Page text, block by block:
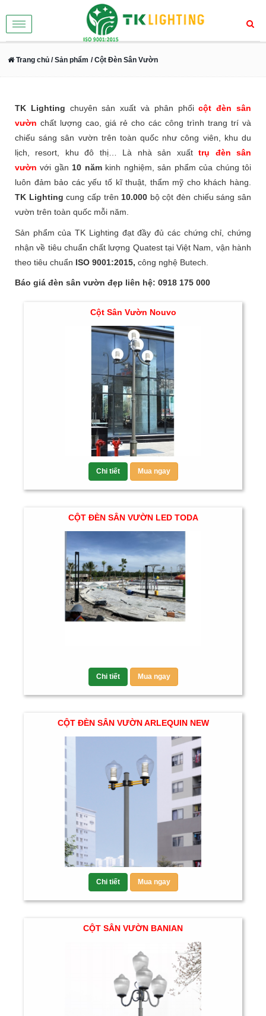
Toggle
navigation
Trang chủ / Sản phẩm / Cột Đèn Sân Vườn
TK Lighting chuyên sản xuất và phân phốicột đèn sân
vườn chất lượng cao, giá rẻ cho các công trình trang trí và
chiếu sáng sân vườn trên toàn quốc như công viên, khu du
lịch, resort, khu đô thị… Là nhà sản xuấttrụ đèn sân
vườnvới gần 10 năm kinh nghiệm, sản phẩm của chúng tôi
luôn đảm bảo các yếu tố kĩ thuật, thẩm mỹ cho khách hàng.
TK Lighting cung cấp trên 10.000 bộ cột đèn chiếu sáng sân
vườn trên toàn quốc mỗi năm.
Sản phẩm của TK Lighting đạt đầy đủ các chứng chỉ, chứng
nhận về tiêu chuẩn chất lượng Quatest tại Việt Nam, vận hành
theo tiêu chuẩn ISO 9001:2015, công nghệ Butech.
Báo giá đèn sân vườn đẹp liên hệ: 0918 175 000
Cột Sân Vườn Nouvo
Chi tiết Mua ngay
CỘT ĐÈN SÂN VƯỜN LED TODA
Chi tiết Mua ngay
CỘT ĐÈN SÂN VƯỜN ARLEQUIN NEW
Chi tiết Mua ngay
CỘT SÂN VƯỜN BANIAN